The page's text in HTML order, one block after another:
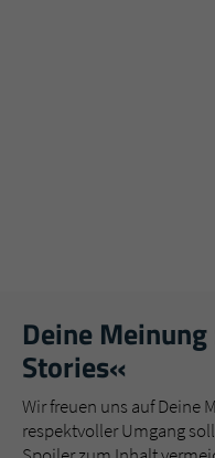
Deine
Stories«
Wir freuen uns auf Deine
respektvoller Umgang